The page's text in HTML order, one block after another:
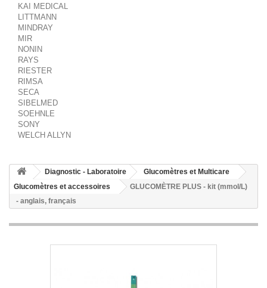
KAI MEDICAL
LITTMANN
MINDRAY
MIR
NONIN
RAYS
RIESTER
RIMSA
SECA
SIBELMED
SOEHNLE
SONY
WELCH ALLYN
Diagnostic - Laboratoire
Glucomètres et Multicare
Glucomètres et accessoires
GLUCOMÈTRE PLUS - kit (mmol/L)
- anglais, français